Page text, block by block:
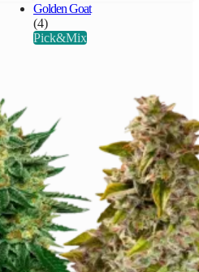
Golden Goat
(4)
Pick&Mix